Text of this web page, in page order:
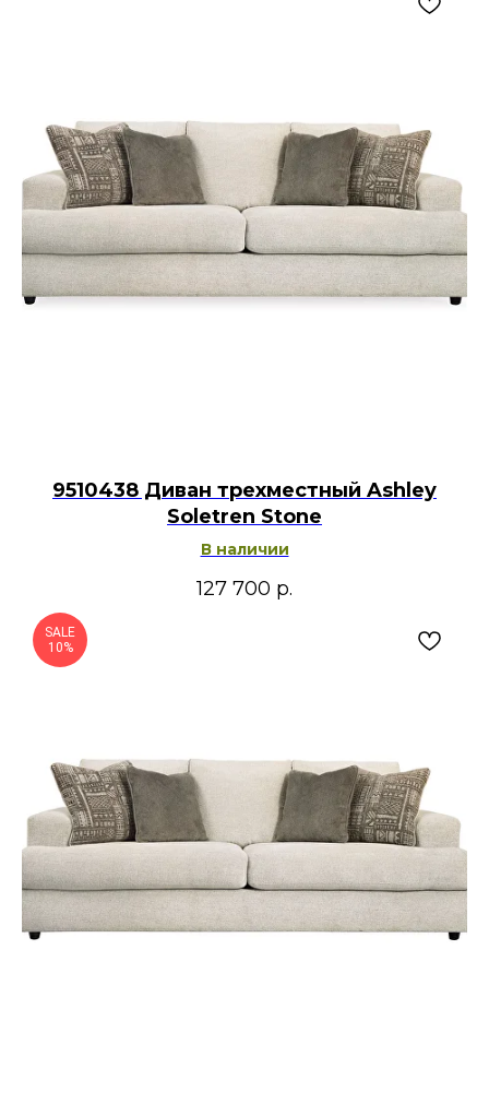
9510438 Диван трехместный Ashley
Soletren Stone
В наличии
127 700 р.
SALE
10%